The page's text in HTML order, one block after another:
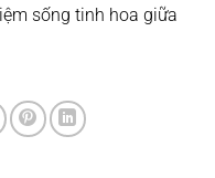
sống tinh hoa giữa